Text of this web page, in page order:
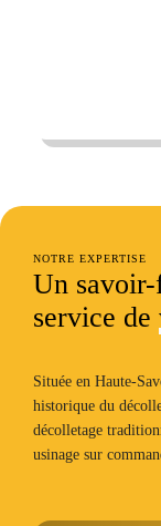
NOTRE EXPERTISE
Un
service de
Située en Haute-
historique du
décolletage
usinage sur